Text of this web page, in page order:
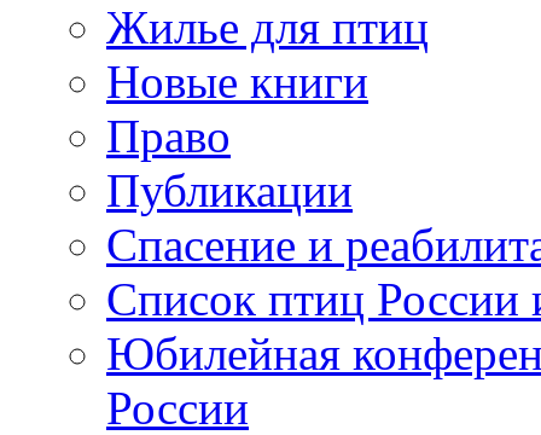
Жилье для птиц
Новые книги
Право
Публикации
Спасение и
Список птиц России
Юбилейная
России